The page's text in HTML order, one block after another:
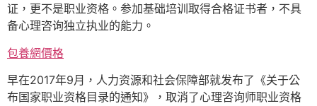
证，更不是职业资格。参加基础培训取得合格证书者，不具
备心理咨询独立执业的能力。
包養網價格
早在2017年9月，人力资源和社会保障部就发布了《关于公
布国家职业资格目录的通知》，取消了心理咨询师职业资格